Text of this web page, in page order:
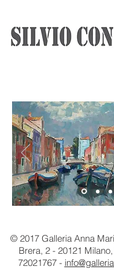
© 2017 Galleria Anna
Brera, 2 - 20121 Milano,
72021767-